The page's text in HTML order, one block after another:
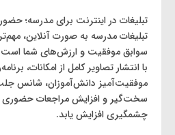
تبلیغات در اینترنت برای مدرسه؛
تبلیغات مدرسه به صورت آنلاین،
سوابق موفقیت و ارزش‌های شما
با انتشار تصاویر کامل از امکانات،
موفقیت‌آمیز دانش‌آموزان، شانس
سخت‌گیر و افزایش مراجعات حضوری
چشمگیری افزایش یابد.